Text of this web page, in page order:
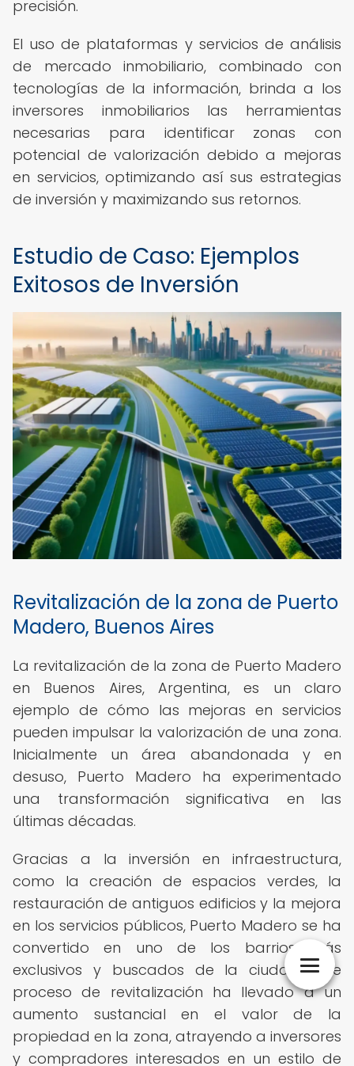
precisión.
El uso de plataformas y servicios de análisis
de mercado inmobiliario, combinado con
tecnologías de la información, brinda a los
inversores inmobiliarios las herramientas
necesarias para identificar zonas con
potencial de valorización debido a mejoras
en servicios, optimizando así sus estrategias
de inversión y maximizando sus retornos.
Estudio de Caso: Ejemplos
Exitosos de Inversión
Revitalización de la zona de Puerto
Madero, Buenos Aires
La revitalización de la zona de Puerto Madero
en Buenos Aires, Argentina, es un claro
ejemplo de cómo las mejoras en servicios
pueden impulsar la valorización de una zona.
Inicialmente un área abandonada y en
desuso, Puerto Madero ha experimentado
una transformación significativa en las
últimas décadas.
Gracias a la inversión en infraestructura,
como la creación de espacios verdes, la
restauración de antiguos edificios y la mejora
en los servicios públicos, Puerto Madero se ha
convertido en uno de los barrios más
exclusivos y buscados de la ciudad. Este
proceso de revitalización ha llevado a un
aumento sustancial en el valor de la
propiedad en la zona, atrayendo a inversores
y compradores interesados en un estilo de